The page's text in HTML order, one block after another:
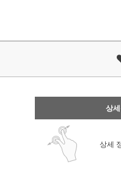
상
상세